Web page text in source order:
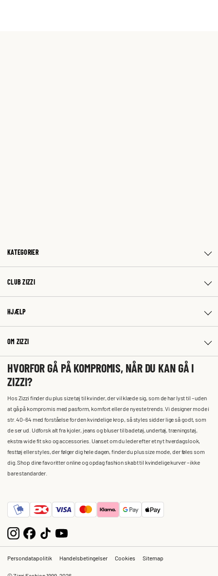
KATEGORIER
CLUB ZIZZI
HJÆLP
OM ZIZZI
HVORFOR GÅ PÅ KOMPROMIS, NÅR DU KAN GÅ I
ZIZZI?
Hos Zizzi finder du plus size tøj til kvinder, der vil klæde sig, som de har lyst til – uden
at gå på kompromis med pasform, komfort eller de nyeste trends. Vi designer mode i
str. 40-64 med forståelse for den kvindelige krop, så styles sidder lige så godt, som
de ser ud. Udforsk alt fra kjoler, jeans og bluser til badetøj, undertøj, træningstøj,
ekstra wide fit sko og accessories. Uanset om du leder efter et nyt hverdagslook,
festtøj eller styles, der følger dig hele dagen, finder du plus size mode, der føles som
dig. Shop dine favoritter online og opdag fashion skabt til kvindelige kurver – ikke
bare standarder.
Persondatapolitik Handelsbetingelser Cookies Sitemap